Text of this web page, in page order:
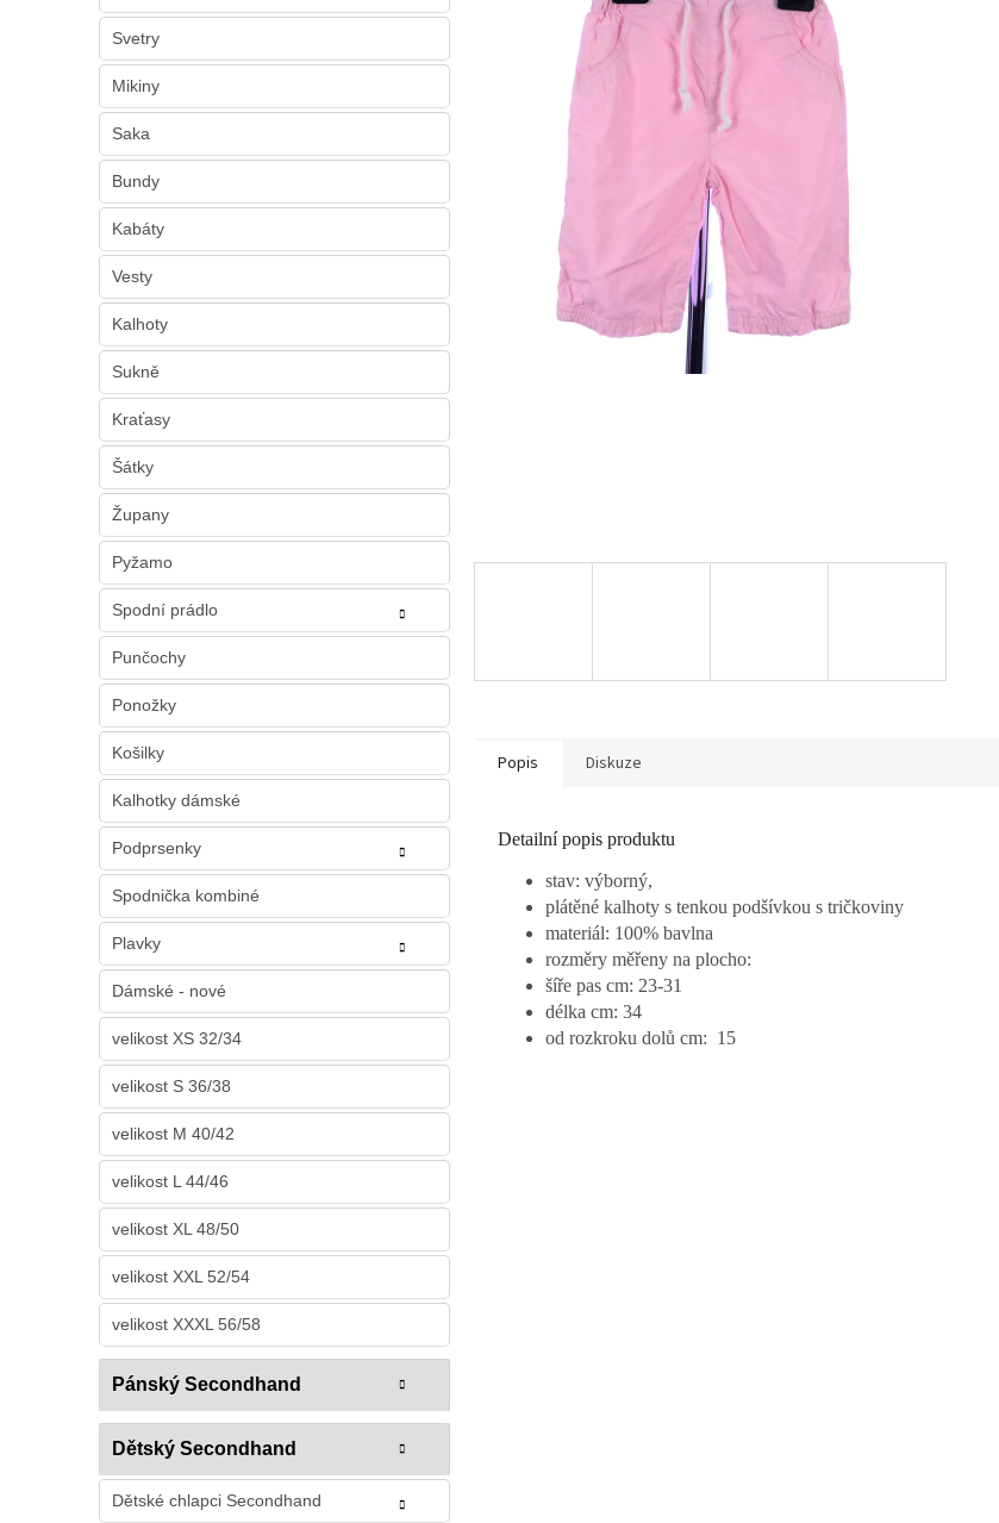
n
l
Svetry
Mikiny
Saka
Bundy
Kabáty
Vesty
Kalhoty
Sukně
Kraťasy
Šátky
Župany
Pyžamo
Spodní prádlo
Punčochy
Ponožky
Košilky
Kalhotky dámské
Podprsenky
Spodnička kombiné
Plavky
Dámské - nové
velikost XS 32/34
velikost S 36/38
velikost M 40/42
velikost L 44/46
velikost XL 48/50
velikost XXL 52/54
velikost XXXL 56/58
Pánský Secondhand
Dětský Secondhand
Dětské chlapci Secondhand
Popis Diskuze
Detailní popis produktu
stav: výborný,
plátěné kalhoty s tenkou podšívkou s tričkoviny
materiál: 100% bavlna
rozměry měřeny na plocho:
šíře pas cm: 23-31
délka cm: 34
od rozkroku dolů cm: 15